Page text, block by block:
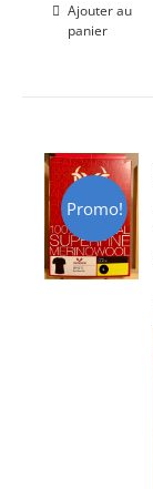
Ajouter au
panier
Promo!